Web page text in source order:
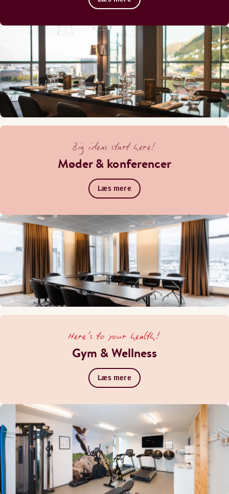
Big ideas start here!
Møder & konferencer
Læs mere
Here's to your health!
Gym & Wellness
Læs mere